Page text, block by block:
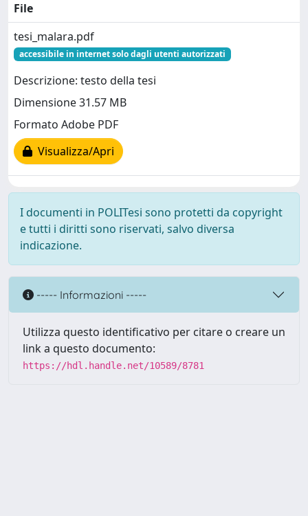
File
tesi_malara.pdf
accessibile in internet solo dagli utenti autorizzati
Descrizione: testo della tesi
Dimensione 31.57 MB
Formato Adobe PDF
Visualizza/Apri
I documenti in POLITesi sono protetti da copyright
e tutti i diritti sono riservati, salvo diversa
indicazione.
----- Informazioni -----
Utilizza questo identificativo per citare o creare un
link a questo documento:
https://hdl.handle.net/10589/8781